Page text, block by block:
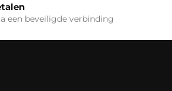
een beveiligde verbinding